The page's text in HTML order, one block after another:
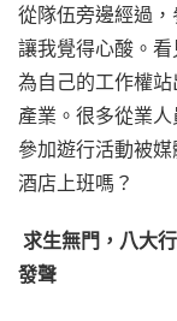
從隊伍旁邊經過
讓我覺得心酸。
為自己的工作權
產業。很多從業
參加遊行活動被
酒店上班嗎？
求生無門，八大
發聲